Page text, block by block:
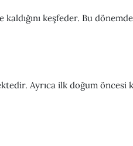
kaldığını keşfeder. Bu
Ayrıca ilk doğum